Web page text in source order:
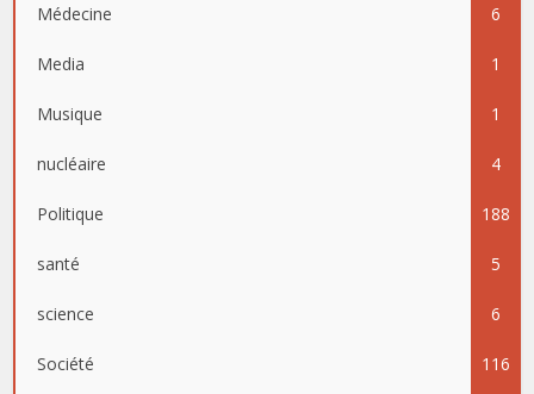
Médecine 6
Media 1
Musique 1
nucléaire 4
Politique 188
santé 5
science 6
Société 116